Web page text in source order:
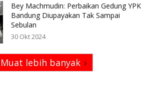
Bey Machmudin: Perbaikan Gedung YPK
Bandung Diupayakan Tak Sampai
Sebulan
30 Okt 2024
Muat lebih banyak